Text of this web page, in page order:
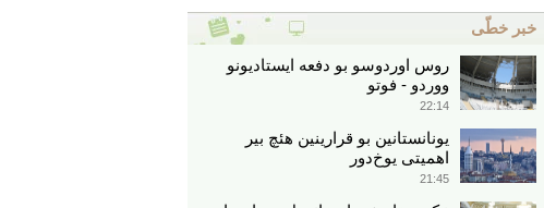
خبر خطّی
روس اوردوسو بو دفعه ایستادیونو
ووردو - فوتو
22:14
یونانستانین بو قرارینین هئچ بیر
اهمیتی یوخ‌دور
21:45